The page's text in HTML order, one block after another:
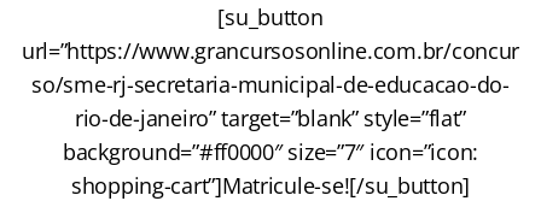
[su_button
url=”https://www.grancursosonline.com.br/concur
so/sme-rj-secretaria-municipal-de-educacao-do-
rio-de-janeiro” target=”blank” style=”flat”
background=”#ff0000″ size=”7″ icon=”icon:
shopping-cart”]Matricule-se![/su_button]